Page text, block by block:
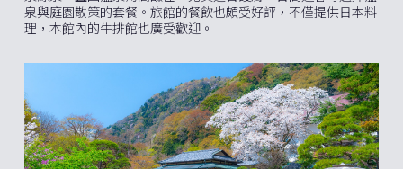
泉與庭園散策的套餐。旅館的餐飲也頗受好評，不僅提供日本料
理，本館內的牛排館也廣受歡迎。